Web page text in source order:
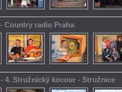
- Country radio Praha
- 4. Stružnický kocour - Stružnice